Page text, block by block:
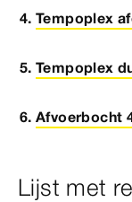
Tempoplex
Tempoplex
Afvoerbocht
Lijst met